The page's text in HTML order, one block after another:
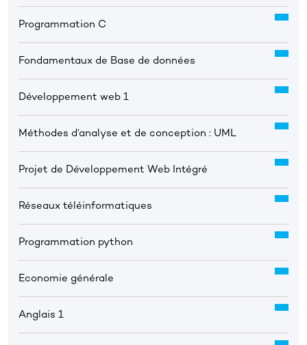
Programmation C
Fondamentaux de Base de données
Développement web 1
Méthodes d’analyse et de conception : UML
Projet de Développement Web Intégré
Réseaux téléinformatiques
Programmation python
Economie générale
Anglais 1